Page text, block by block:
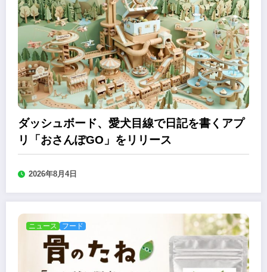
ダッシュボード、愛犬目線で日記を書くアプ
リ「おさんぽGO」をリリース
2026年8月4日
ニュース フード